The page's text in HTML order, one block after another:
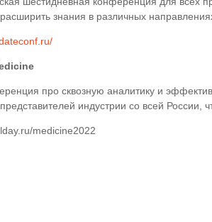
знания в различных
про сквозную аналитику и
индустрии со всей России,
medicine2022